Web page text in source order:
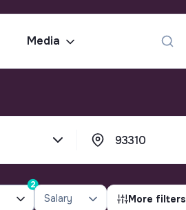
Media
2
Salary More filters